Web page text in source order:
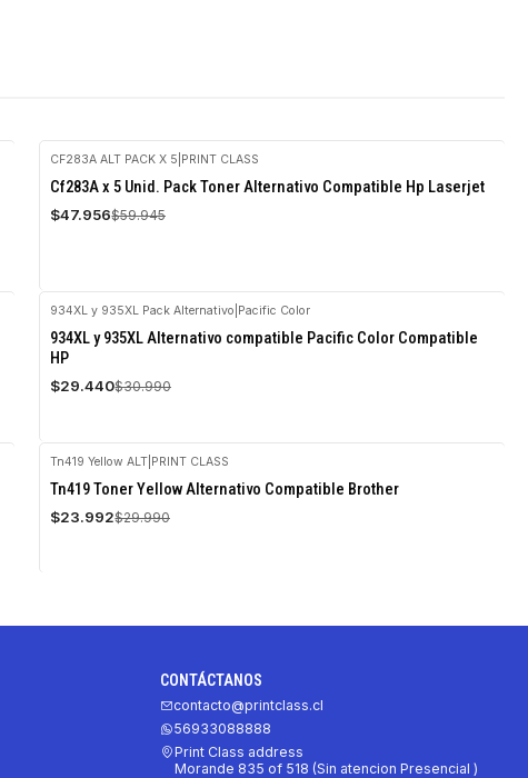
-20%
OFF
CF283A ALT PACK X 5 PRINT CLASS
Cf283A x 5 Unid. Pack Toner Alternativo Compatible Hp Laserjet
$47.956$59.945
-5%
OFF
934XL y 935XL Pack Alternativo Pacific Color
934XL y 935XL Alternativo compatible Pacific Color Compatible
HP
$29.440$30.990
-20%
OFF
Tn419 Yellow ALT PRINT CLASS
Tn419 Toner Yellow Alternativo Compatible Brother
$23.992$29.990
CONTÁCTANOS
contacto@printclass.cl
56933088888
Print Class address
Morande 835 of 518 (Sin atencion Presencial )